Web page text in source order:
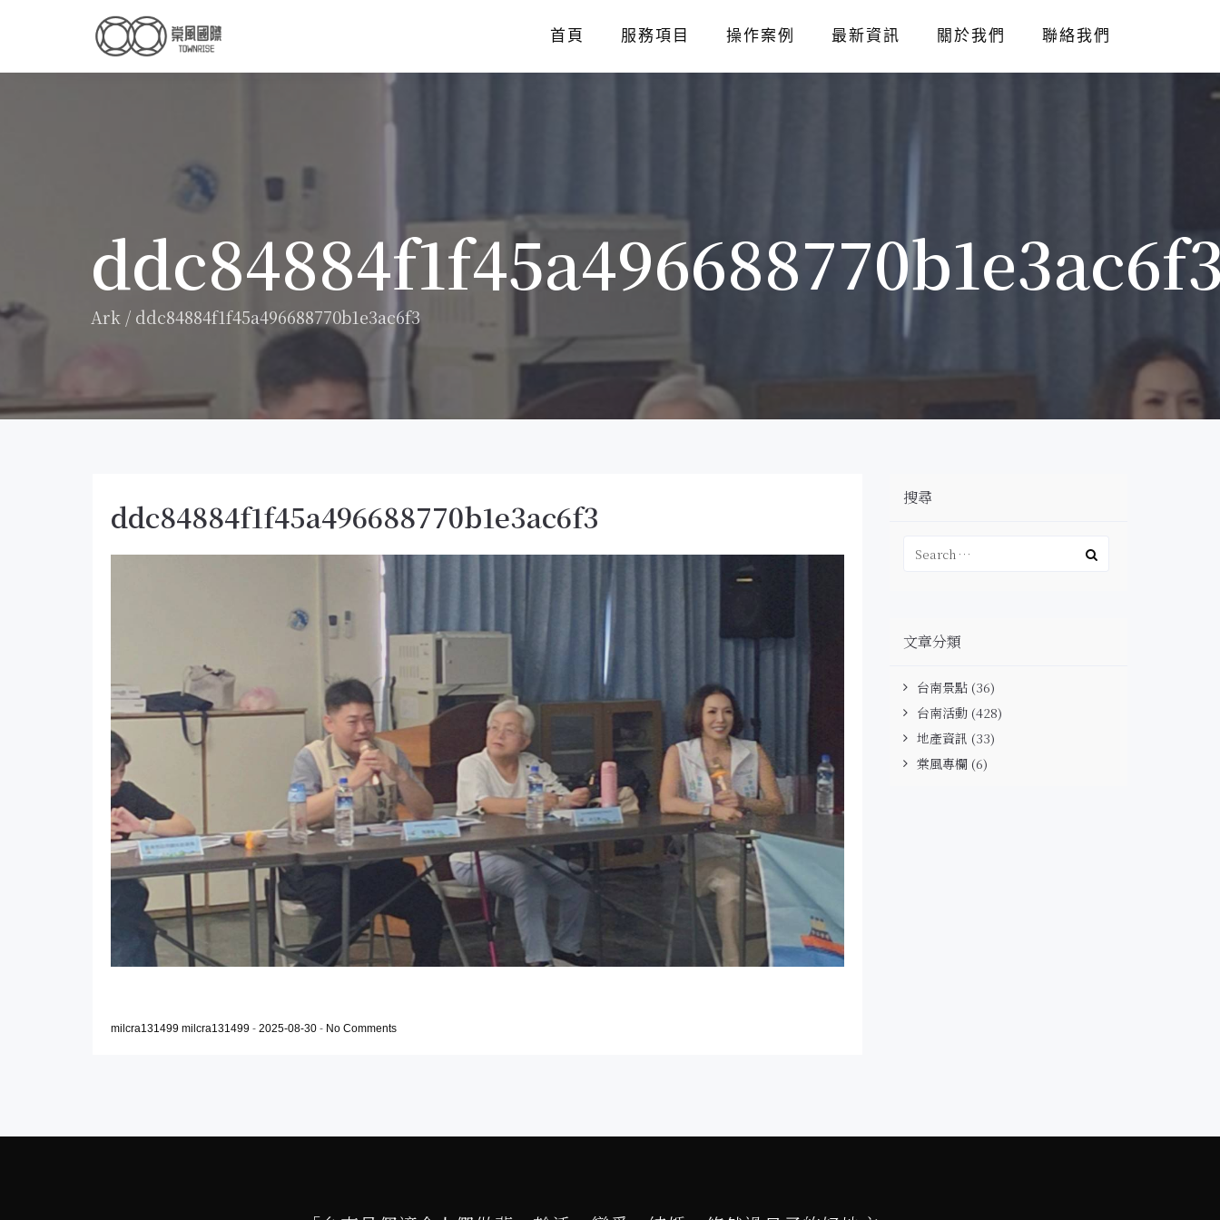
首頁 服務項目 操作案例 最新資訊 關於我們 聯絡我們
Ark / ddc84884f1f45a496688770b1e3ac6f3
ddc84884f1f45a496688770b1e3ac6f3
milcra131499 milcra131499 - 2025-08-30 - No Comments
搜尋
文章分類
台南景點(36)
台南活動(428)
地產資訊 (33)
棠風專欄(6)